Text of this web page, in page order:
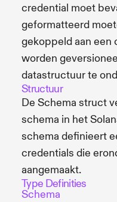
credential moet
geformatteerd
gekoppeld aan een
worden
datastructuur te
Structuur
De Schema struct
schema in het
schema definieert
credentials die
aangemaakt.
Type Definities
Schema